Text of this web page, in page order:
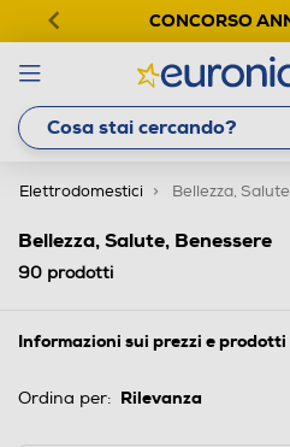
CONCORSO
Elettrodomestici Bellezza,
Bellezza, Salute, Benessere
90 prodotti
Informazioni sui prezzi e
Ordina per: